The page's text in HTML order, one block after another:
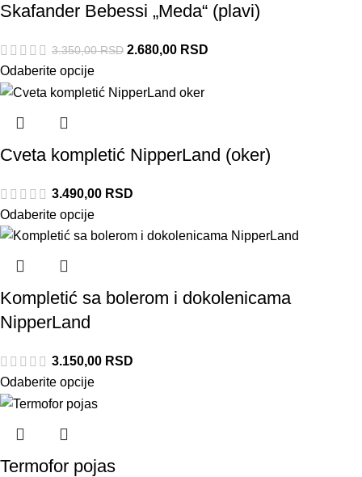
Skafander Bebessi „Meda“ (plavi)
3.350,00RSD 2.680,00 RSD
Odaberite opcije
Cveta kompletić NipperLand (oker)
3.490,00 RSD
Odaberite opcije
Kompletić sa bolerom i dokolenicama
NipperLand
3.150,00 RSD
Odaberite opcije
Termofor pojas